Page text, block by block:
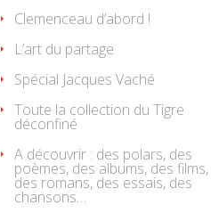
Clemenceau d’abord !
L’art du partage
Spécial Jacques Vaché
Toute la collection du Tigre
déconfiné
A découvrir : des polars, des
poèmes, des albums, des films,
des romans, des essais, des
chansons…